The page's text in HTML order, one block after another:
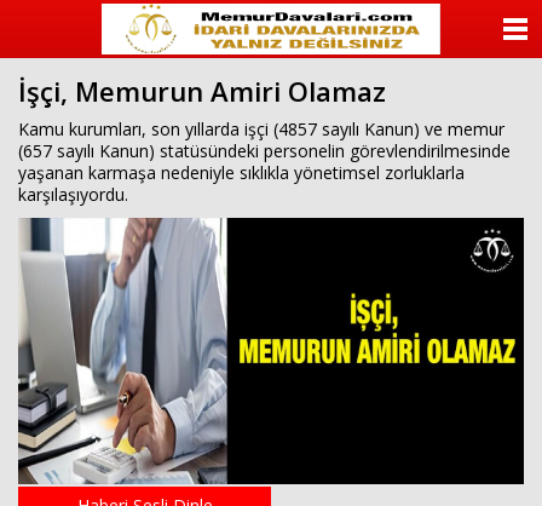
İşçi, Memurun Amiri Olamaz
Kamu kurumları, son yıllarda işçi (4857 sayılı Kanun) ve memur
(657 sayılı Kanun) statüsündeki personelin görevlendirilmesinde
yaşanan karmaşa nedeniyle sıklıkla yönetimsel zorluklarla
karşılaşıyordu.
ANASAYFA
KATEGORİLER
YAZARLAR
VİDEO GALERİ